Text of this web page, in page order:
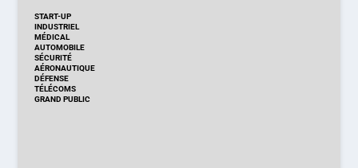
START-UP
INDUSTRIEL
MÉDICAL
AUTOMOBILE
SÉCURITÉ
AÉRONAUTIQUE
DÉFENSE
TÉLÉCOMS
GRAND PUBLIC